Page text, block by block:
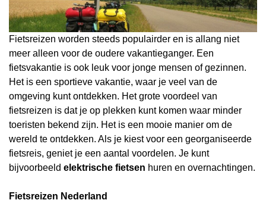
Fietsreizen worden steeds populairder en is allang niet
meer alleen voor de oudere vakantieganger. Een
fietsvakantie is ook leuk voor jonge mensen of gezinnen.
Het is een sportieve vakantie, waar je veel van de
omgeving kunt ontdekken. Het grote voordeel van
fietsreizen is dat je op plekken kunt komen waar minder
toeristen bekend zijn. Het is een mooie manier om de
wereld te ontdekken. Als je kiest voor een georganiseerde
fietsreis, geniet je een aantal voordelen. Je kunt
bijvoorbeeld elektrische fietsen huren en overnachtingen.
Fietsreizen Nederland